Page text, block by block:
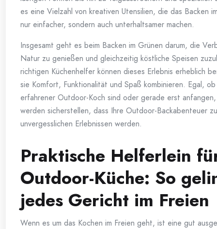
es eine Vielzahl von kreativen Utensilien, die das Backen
nur einfacher, sondern auch unterhaltsamer machen.
Insgesamt geht es beim Backen im Grünen darum, die
Natur zu genießen und gleichzeitig köstliche Speisen
richtigen Küchenhelfer können dieses Erlebnis erheblich
sie Komfort, Funktionalität und Spaß kombinieren. Egal,
erfahrener Outdoor-Koch sind oder gerade erst
werden sicherstellen, dass Ihre Outdoor-Backabenteuer zu
unvergesslichen Erlebnissen werden.
Praktische Helferlein
Outdoor-Küche: So
jedes Gericht im Freien
Wenn es um das Kochen im Freien geht, ist eine gut